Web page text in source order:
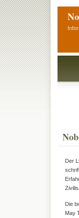
Der
Die
May